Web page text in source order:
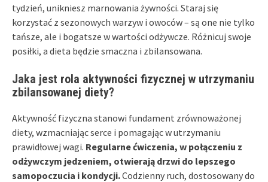
tydzień, unikniesz marnowania żywności. Staraj się
korzystać z sezonowych warzyw i owoców – są one nie tylko
tańsze, ale i bogatsze w wartości odżywcze. Różnicuj swoje
posiłki, a dieta będzie smaczna i zbilansowana.
Jaka jest rola aktywności fizycznej w utrzymaniu
zbilansowanej diety?
Aktywność fizyczna stanowi fundament zrównoważonej
diety, wzmacniając serce i pomagając w utrzymaniu
prawidłowej wagi. Regularne ćwiczenia, w połączeniu z
odżywczym jedzeniem, otwierają drzwi do lepszego
samopoczucia i kondycji.Codzienny ruch, dostosowany do